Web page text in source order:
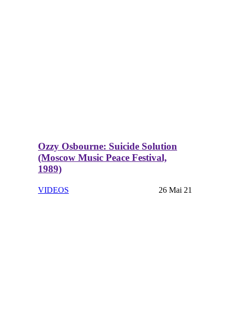
Ozzy Osbourne: Suicide Solution
(Moscow Music Peace Festival,
1989)
VIDEOS 26 Mai 21